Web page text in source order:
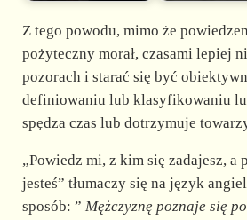
Z tego powodu, mimo że
pożyteczny morał, czasami lepiej
pozorach i starać się być
definiowaniu lub klasyfikowaniu
spędza czas lub dotrzymuje
„Powiedz mi, z kim się zadajesz, a
jesteś” tłumaczy się na język
sposób: ” Mężczyznę poznaje się